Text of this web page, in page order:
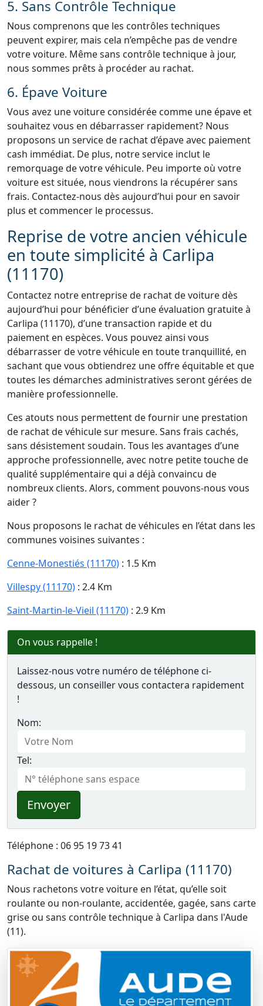
5. Sans Contrôle Technique
Nous comprenons que les contrôles techniques
peuvent expirer, mais cela n’empêche pas de vendre
votre voiture. Même sans contrôle technique à jour,
nous sommes prêts à procéder au rachat.
6. Épave Voiture
Vous avez une voiture considérée comme une épave et
souhaitez vous en débarrasser rapidement? Nous
proposons un service de rachat d’épave avec paiement
cash immédiat. De plus, notre service inclut le
remorquage de votre véhicule. Peu importe où votre
voiture est située, nous viendrons la récupérer sans
frais. Contactez-nous dès aujourd’hui pour en savoir
plus et commencer le processus.
Reprise de votre ancien véhicule
en toute simplicité à Carlipa
(11170)
Contactez notre entreprise de rachat de voiture dès
aujourd’hui pour bénéficier d’une évaluation gratuite à
Carlipa (11170), d’une transaction rapide et du
paiement en espèces. Vous pouvez ainsi vous
débarrasser de votre véhicule en toute tranquillité, en
sachant que vous obtiendrez une offre équitable et que
toutes les démarches administratives seront gérées de
manière professionnelle.
Ces atouts nous permettent de fournir une prestation
de rachat de véhicule sur mesure. Sans frais cachés,
sans désistement soudain. Tous les avantages d’une
approche professionnelle, avec notre petite touche de
qualité supplémentaire qui a déjà convaincu de
nombreux clients. Alors, comment pouvons-nous vous
aider ?
Nous proposons le rachat de véhicules en l’état dans les
communes voisines suivantes :
Cenne-Monestiés (11170) : 1.5 Km
Villespy (11170) : 2.4 Km
Saint-Martin-le-Vieil (11170) : 2.9 Km
On vous rappelle !
Laissez-nous votre numéro de téléphone ci-
dessous, un conseiller vous contactera rapidement
!
Nom:
Tel:
Envoyer
Téléphone : 06 95 19 73 41
Rachat de voitures à Carlipa (11170)
Nous rachetons votre voiture en l’état, qu’elle soit
roulante ou non-roulante, accidentée, gagée, sans carte
grise ou sans contrôle technique à Carlipa dans l'Aude
(11).